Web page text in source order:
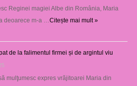
Reginei magiei Albe din România, Maria
deoarece m-a … Citește mai mult »
de la falimentul firmei și de argintul viu
mulţumesc expres vrăjitoarei Maria din